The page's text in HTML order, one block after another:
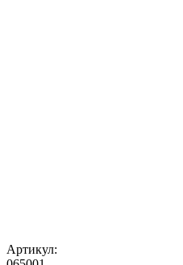
Артикул: